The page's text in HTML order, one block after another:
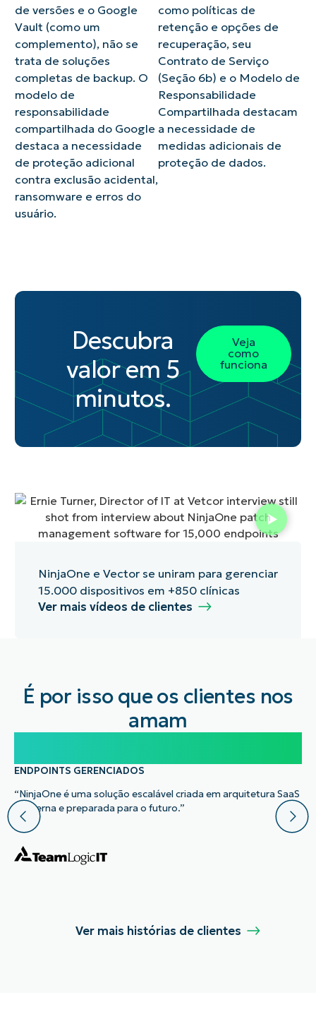
fáceis.
Comece
a
fazer
backups
cinco
minutos.
retenção,
garanta
dados
protegidos
da
melhor
se
adapte
empresa
por
criptografia
de
militar
backups
automáticos
realizados
várias
ao
dia.
use
backups
incrementais
que
só
procuram
e
fazem
backup
de
arquivos
alterados,
único
e-
mail,
uma
caixa
correio
ou
todo
um
ecossistema
gerenciem
e
acesso
monitorem
de
de versões e o Google
Vault (como um
complemento), não se
trata de soluções
completas de backup. O
modelo de
responsabilidade
compartilhada do Google
destaca a necessidade
de proteção adicional
contra exclusão acidental,
ransomware e erros do
usuário.
como políticas de
retenção e opções de
recuperação, seu
Contrato de Serviço
(Seção 6b) e o Modelo de
Responsabilidade
Compartilhada destacam
a necessidade de
medidas adicionais de
proteção de dados.
Descubra
valor em 5
minutos.
Veja
como
funciona
NinjaOne e Vector se uniram para gerenciar
15.000 dispositivos em +850 clínicas
Ver mais vídeos de clientes
É por isso que os clientes nos
amam
ENDPOINTS GERENCIADOS
“NinjaOne é uma solução escalável criada em arquitetura SaaS
moderna e preparada para o futuro.”
Ver mais histórias de clientes